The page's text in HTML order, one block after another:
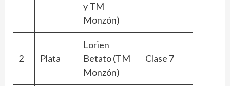
y TM
Monzón)
2 Plata
Lorien
Betato (TM
Monzón)
Clase 7